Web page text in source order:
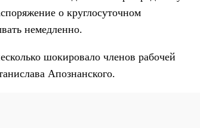
о круглосуточном
немедленно.
шокировало членов рабочей
Апознанского.